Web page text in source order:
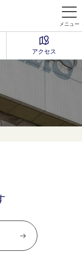
メニュー
アクセス